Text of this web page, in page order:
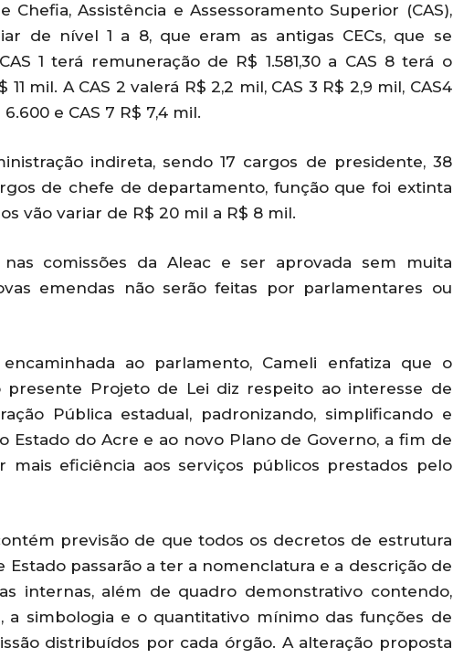
Chefia, Assistência e Assessoramento Superior (CAS),
de nível 1 a 8, que eram as antigas CECs, que se
1 terá remuneração de R$ 1.581,30 a CAS 8 terá o
mil. A CAS 2 valerá R$ 2,2 mil, CAS 3 R$ 2,9 mil, CAS4
6.600 e CAS 7 R$ 7,4 mil.
indireta, sendo 17 cargos de presidente, 38
de chefe de departamento, função que foi extinta
vão variar de R$ 20 mil a R$ 8 mil.
comissões da Aleac e ser aprovada sem muita
emendas não serão feitas por parlamentares ou
ao parlamento, Cameli enfatiza que o
Projeto de Lei diz respeito ao interesse de
Pública estadual, padronizando, simplificando e
Estado do Acre e ao novo Plano de Governo, a fim de
mais eficiência aos serviços públicos prestados pelo
previsão de que todos os decretos de estrutura
Estado passarão a ter a nomenclatura e a descrição de
internas, além de quadro demonstrativo contendo,
a simbologia e o quantitativo mínimo das funções de
distribuídos por cada órgão. A alteração proposta